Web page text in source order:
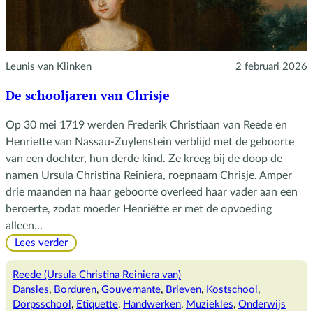
Leunis van Klinken 2 februari 2026
De schooljaren van Chrisje
Op 30 mei 1719 werden Frederik Christiaan van Reede en
Henriette van Nassau-Zuylenstein verblijd met de geboorte
van een dochter, hun derde kind. Ze kreeg bij de doop de
namen Ursula Christina Reiniera, roepnaam Chrisje. Amper
drie maanden na haar geboorte overleed haar vader aan een
beroerte, zodat moeder Henriëtte er met de opvoeding
alleen…
Lees verder:
schooljaren
van
Chrisje
Reede (Ursula Christina Reiniera van)
Dansles, Borduren, Gouvernante, Brieven, Kostschool
Dorpsschool , Etiquette, Handwerken, Muziekles, Onderwijs